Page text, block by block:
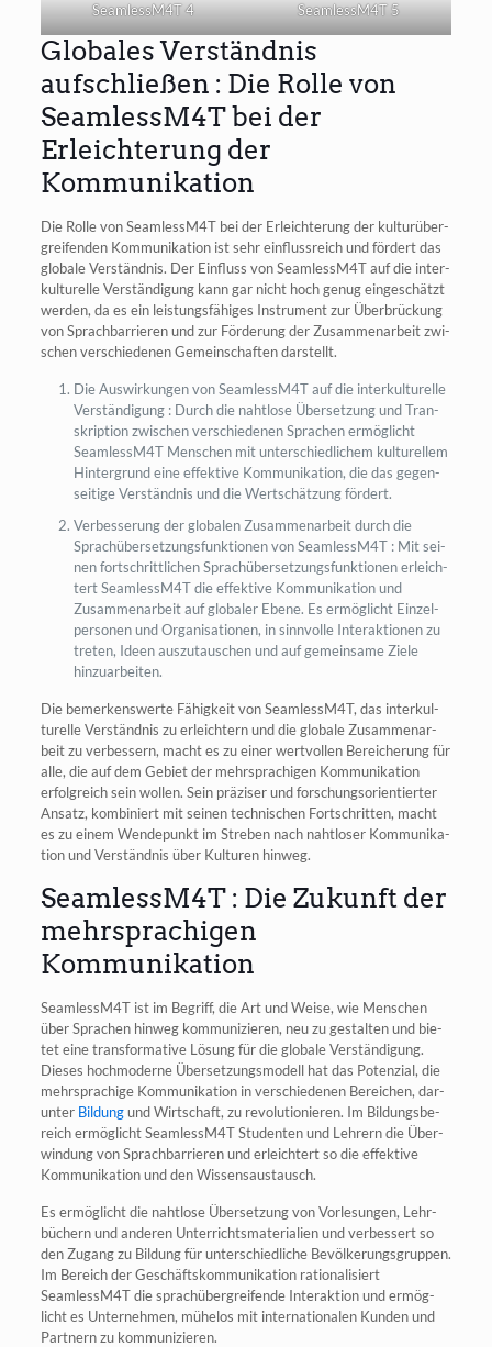
SeamlessM4T 4 SeamlessM4T 5
Globales Verständnis
aufschließen : Die Rolle von
SeamlessM4T bei der
Erleichterung der
Kommunikation
Die Rol­le von SeamlessM4T bei der Erleich­te­rung der kul­tur­über­
grei­fen­den Kom­mu­ni­ka­ti­on ist sehr ein­fluss­reich und för­dert das
glo­ba­le Ver­ständ­nis. Der Ein­fluss von SeamlessM4T auf die inter­
kul­tu­rel­le Ver­stän­di­gung kann gar nicht hoch genug ein­ge­schätzt
wer­den, da es ein leis­tungs­fä­hi­ges Instru­ment zur Über­brü­ckung
von Sprach­bar­rie­ren und zur För­de­rung der Zusam­men­ar­beit zwi­
schen ver­schie­de­nen Gemein­schaf­ten darstellt.
Die Aus­wir­kun­gen von SeamlessM4T auf die inter­kul­tu­rel­le
Ver­stän­di­gung : Durch die naht­lo­se Über­set­zung und Tran­
skrip­ti­on zwi­schen ver­schie­de­nen Spra­chen ermög­licht
SeamlessM4T Men­schen mit unter­schied­li­chem kul­tu­rel­lem
Hin­ter­grund eine effek­ti­ve Kom­mu­ni­ka­ti­on, die das gegen­
sei­ti­ge Ver­ständ­nis und die Wert­schät­zung fördert.
Ver­bes­se­rung der glo­ba­len Zusam­men­ar­beit durch die
Sprach­über­set­zungs­funk­tio­nen von SeamlessM4T : Mit sei­
nen fort­schritt­li­chen Sprach­über­set­zungs­funk­tio­nen erleich­
tert SeamlessM4T die effek­ti­ve Kom­mu­ni­ka­ti­on und
Zusam­men­ar­beit auf glo­ba­ler Ebe­ne. Es ermög­licht Ein­zel­
per­so­nen und Orga­ni­sa­tio­nen, in sinn­vol­le Inter­ak­tio­nen zu
tre­ten, Ideen aus­zu­tau­schen und auf gemein­sa­me Zie­le
hinzuarbeiten.
Die bemer­kens­wer­te Fähig­keit von SeamlessM4T, das inter­kul­
tu­rel­le Ver­ständ­nis zu erleich­tern und die glo­ba­le Zusam­men­ar­
beit zu ver­bes­sern, macht es zu einer wert­vol­len Berei­che­rung für
alle, die auf dem Gebiet der mehr­spra­chi­gen Kom­mu­ni­ka­ti­on
erfolg­reich sein wol­len. Sein prä­zi­ser und for­schungs­ori­en­tier­ter
Ansatz, kom­bi­niert mit sei­nen tech­ni­schen Fort­schrit­ten, macht
es zu einem Wen­de­punkt im Stre­ben nach naht­lo­ser Kom­mu­ni­ka­
ti­on und Ver­ständ­nis über Kul­tu­ren hinweg.
SeamlessM4T : Die Zukunft der
mehrsprachigen
Kommunikation
SeamlessM4T ist im Begriff, die Art und Wei­se, wie Men­schen
über Spra­chen hin­weg kom­mu­ni­zie­ren, neu zu gestal­ten und bie­
tet eine trans­for­ma­ti­ve Lösung für die glo­ba­le Ver­stän­di­gung.
Die­ses hoch­mo­der­ne Über­set­zungs­mo­dell hat das Poten­zi­al, die
mehr­spra­chi­ge Kom­mu­ni­ka­ti­on in ver­schie­de­nen Berei­chen, dar­
un­ter Bil­dungund Wirt­schaft, zu revo­lu­tio­nie­ren. Im Bil­dungs­be­
reich ermög­licht SeamlessM4T Stu­den­ten und Leh­rern die Über­
win­dung von Sprach­bar­rie­ren und erleich­tert so die effek­ti­ve
Kom­mu­ni­ka­ti­on und den Wissensaustausch.
Es ermög­licht die naht­lo­se Über­set­zung von Vor­le­sun­gen, Lehr­
bü­chern und ande­ren Unter­richts­ma­te­ria­li­en und ver­bes­sert so
den Zugang zu Bil­dung für unter­schied­li­che Bevöl­ke­rungs­grup­pen.
Im Bereich der Geschäfts­kom­mu­ni­ka­ti­on ratio­na­li­siert
SeamlessM4T die sprach­über­grei­fen­de Inter­ak­ti­on und ermög­
licht es Unter­neh­men, mühe­los mit inter­na­tio­na­len Kun­den und
Part­nern zu kommunizieren.